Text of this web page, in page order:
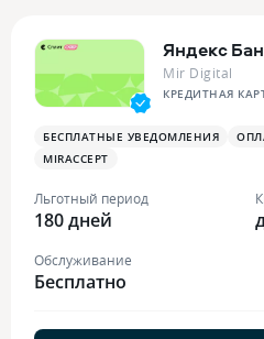
Яндекс
Mir Digital
БЕСПЛАТНЫЕ УВЕДОМЛЕНИЯ
MIRACCEPT
Льготный период
180 дней
Обслуживание
Бесплатно